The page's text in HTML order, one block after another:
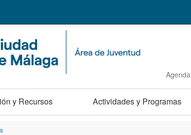
Agenda
y Recursos Actividades y Programas